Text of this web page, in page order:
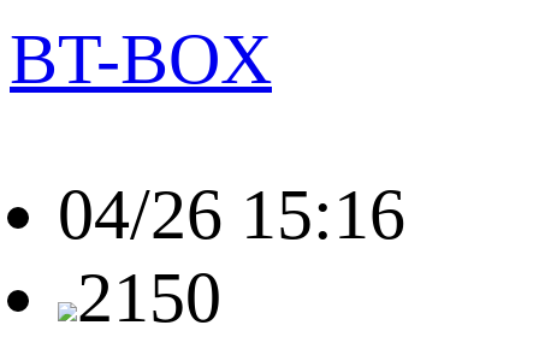
BT-BOX
04/26 15:16
2150